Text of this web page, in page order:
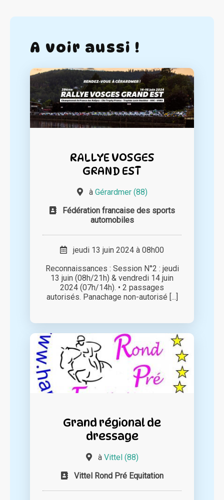
A voir aussi !
RALLYE VOSGES
GRAND EST
à Gérardmer (88)
Fédération francaise des sports
automobiles
jeudi 13 juin 2024 à 08h00
Reconnaissances : Session N°2 : jeudi
13 juin (08h/21h) & vendredi 14 juin
2024 (07h/14h). • 2 passages
autorisés. Panachage non-autorisé [...]
Grand régional de
dressage
à Vittel (88)
Vittel Rond Pré Equitation